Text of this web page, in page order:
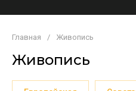
Главная / Живопись
Живопись